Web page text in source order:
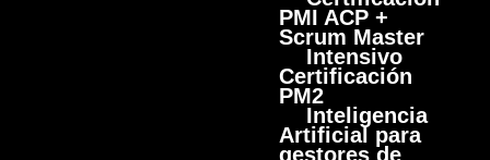
PMI ACP +
Scrum Master
Intensivo
Certificación
PM2
Inteligencia
Artificial para
gestores de